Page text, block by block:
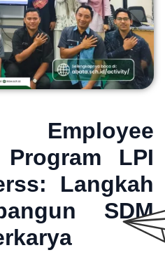
LPI
Langkah
SDM